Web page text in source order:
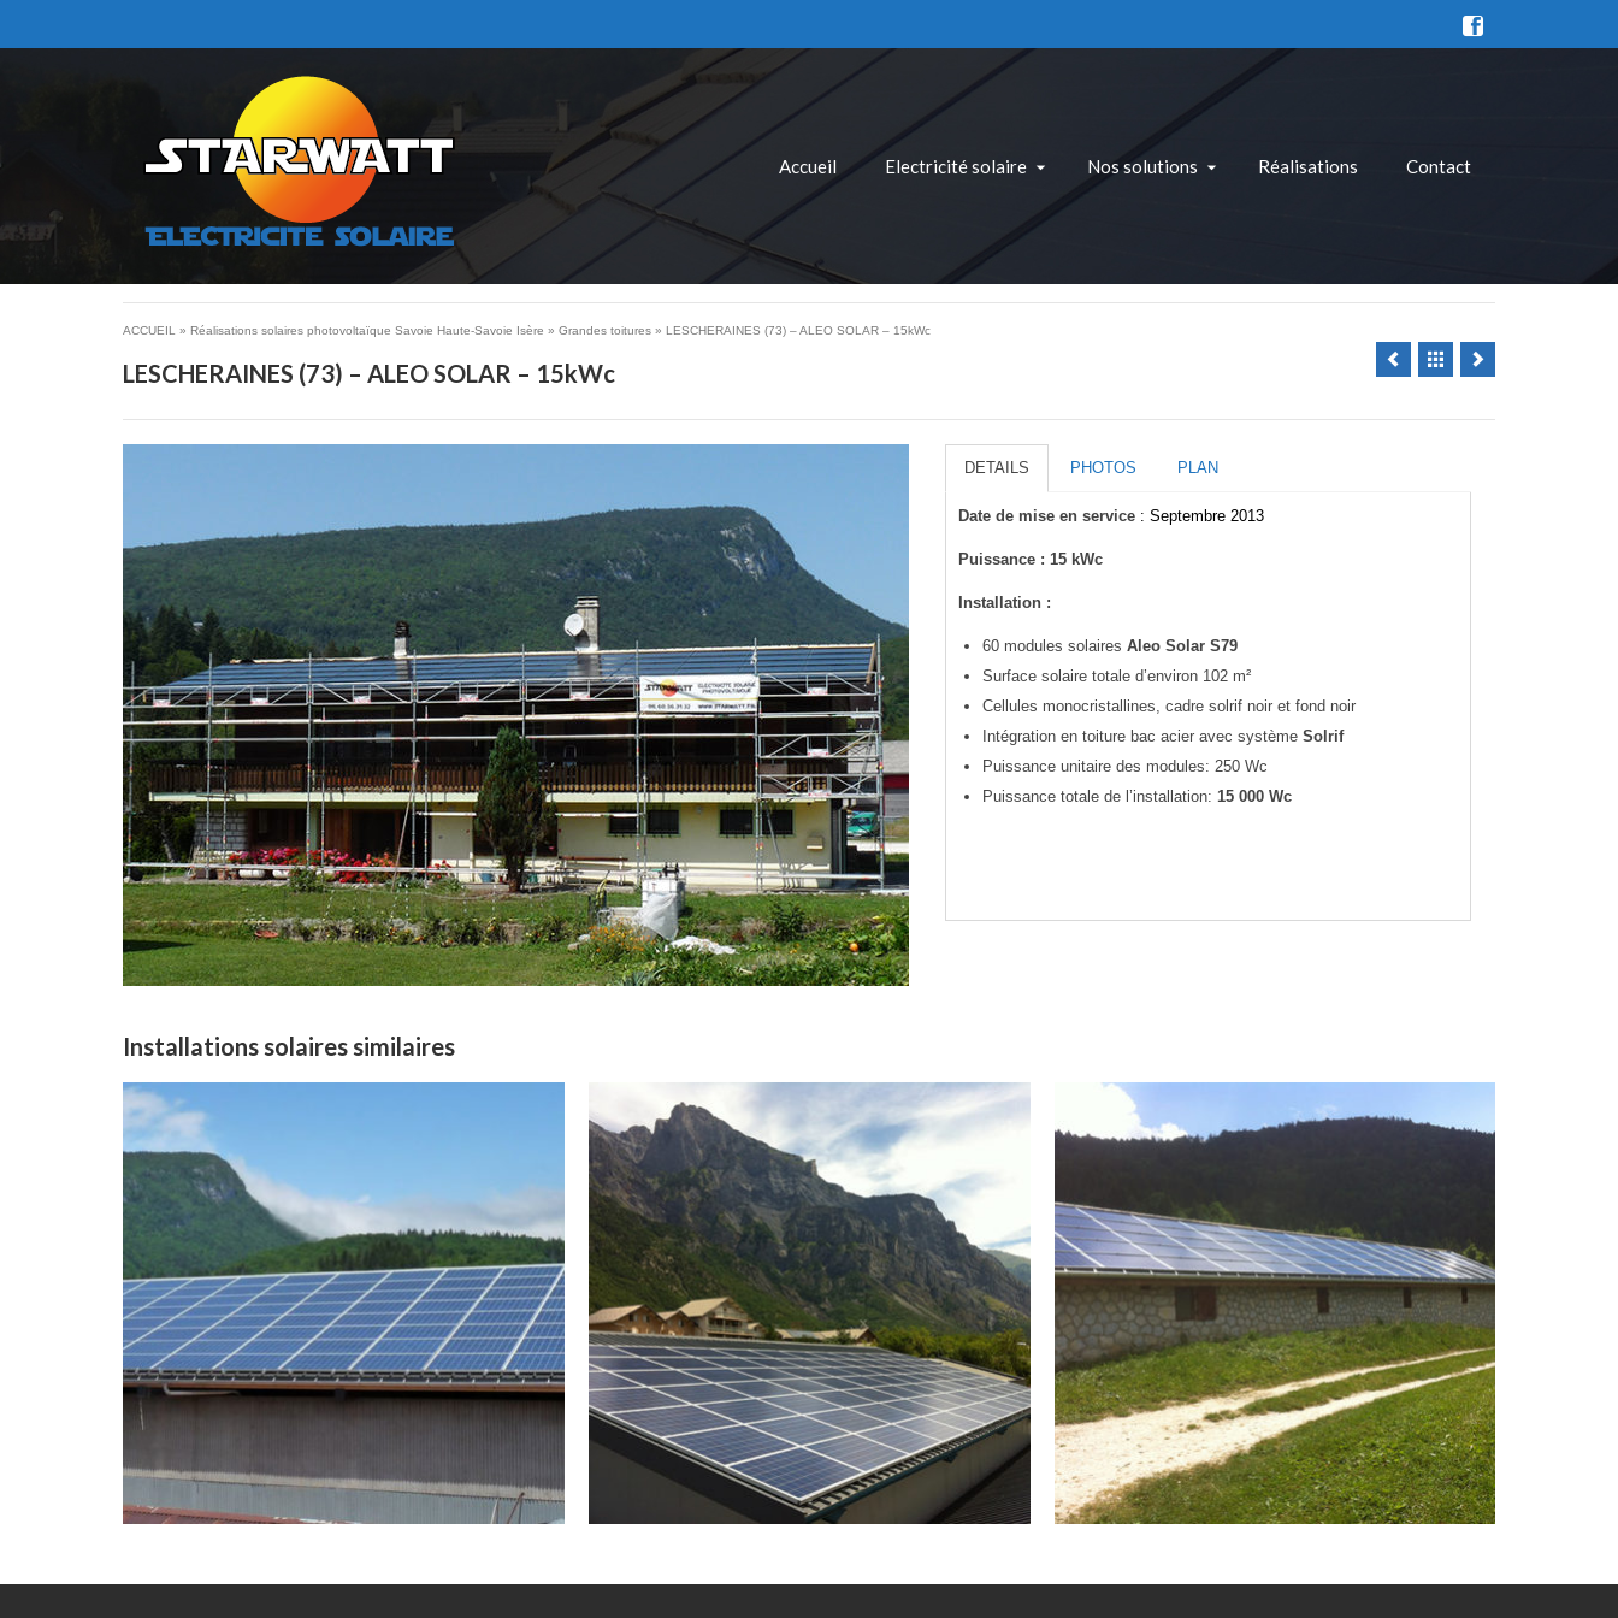
Accueil Electricité solaire Nos solutions Réalisations Contact
ACCUEIL » Réalisations solaires photovoltaïque Savoie Haute-Savoie Isère » Grandes toitures » LESCHERAINES (73) – ALEO SOLAR – 15kWc
LESCHERAINES (73) – ALEO SOLAR – 15kWc
DETAILS PHOTOS PLAN
Date de mise en service : Septembre 2013
Puissance : 15 kWc
Installation :
60 modules solaires Aleo Solar S79
Surface solaire totale d’environ 102 m²
Cellules monocristallines, cadre solrif noir et fond noir
Intégration en toiture bac acier avec système Solrif
Puissance unitaire des modules: 250 Wc
Puissance totale de l’installation: 15 000 Wc
Installations solaires similaires